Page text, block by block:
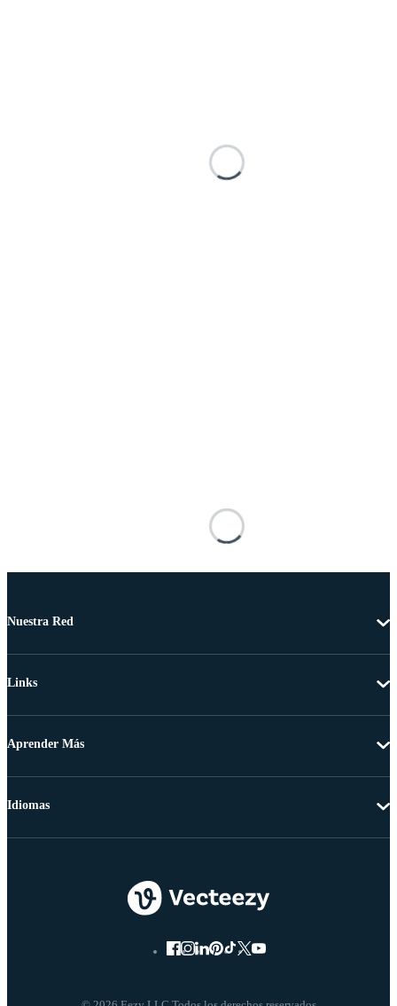
Nuestra Red
Links
Aprender Más
Idiomas